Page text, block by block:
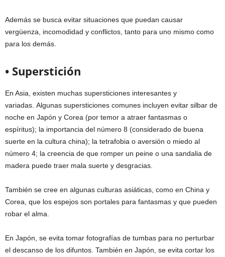
Además se busca evitar situaciones que puedan causar
vergüenza, incomodidad y conflictos, tanto para uno mismo como
para los demás.
• Superstición
En Asia, existen muchas supersticiones interesantes y
variadas. Algunas supersticiones comunes incluyen evitar silbar de
noche en Japón y Corea (por temor a atraer fantasmas o
espíritus); la importancia del número 8 (considerado de buena
suerte en la cultura china); la tetrafobia o aversión o miedo al
número 4; la creencia de que romper un peine o una sandalia de
madera puede traer mala suerte y desgracias.
También se cree en algunas culturas asiáticas, como en China y
Corea, que los espejos son portales para fantasmas y que pueden
robar el alma.
En Japón, se evita tomar fotografías de tumbas para no perturbar
el descanso de los difuntos. También en Japón, se evita cortar los